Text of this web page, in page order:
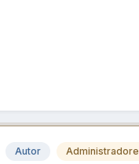
Autor